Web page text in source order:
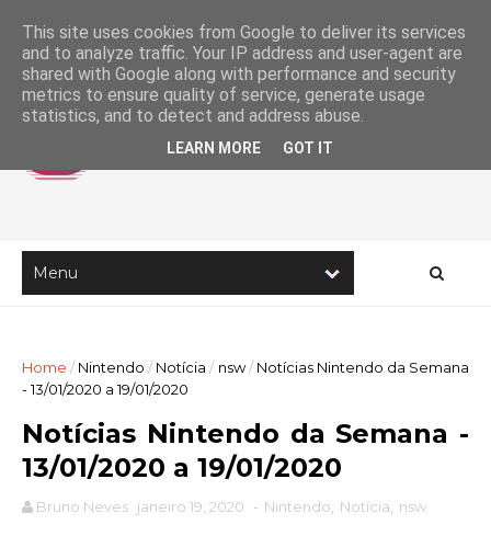
Home / Nintendo / Notícia / nsw / Notícias Nintendo da Semana
- 13/01/2020 a 19/01/2020
Notícias Nintendo da Semana -
13/01/2020 a 19/01/2020
Bruno Neves janeiro 19, 2020 - Nintendo Notícia nsw
This site uses cookies from Google to deliver its services
and to analyze traffic. Your IP address and user-agent are
shared with Google along with performance and security
metrics to ensure quality of service, generate usage
statistics, and to detect and address abuse.
LEARN MORE GOT IT